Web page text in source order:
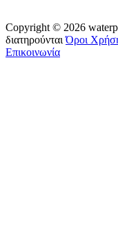
Copyright © 2026
διατηρούνταιΌροι
Επικοινωνία